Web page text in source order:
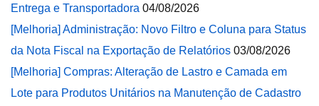
Entrega e Transportadora 04/08/2026
[Melhoria] Administração: Novo Filtro e Coluna para Status
da Nota Fiscal na Exportação de Relatórios 03/08/2026
[Melhoria] Compras: Alteração de Lastro e Camada em
Lote para Produtos Unitários na Manutenção de Cadastro